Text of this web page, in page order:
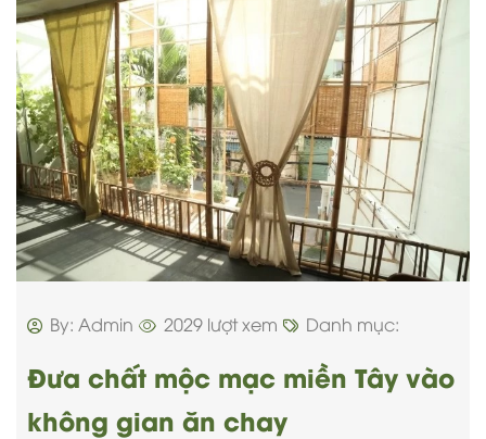
By: Admin 2029 lượt xem Danh mục:
Đưa chất mộc mạc miền Tây vào
không gian ăn chay